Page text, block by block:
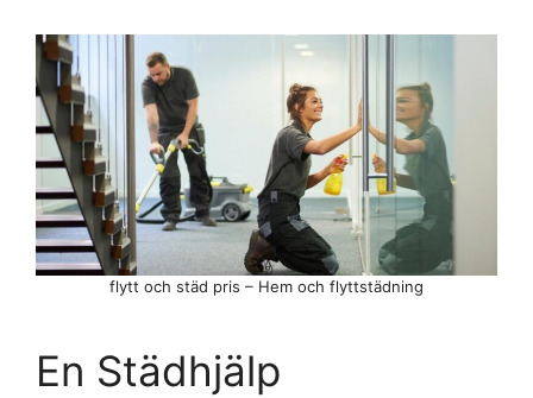
En Städhjälp
flytt och städ pris – Hem och flyttstädning